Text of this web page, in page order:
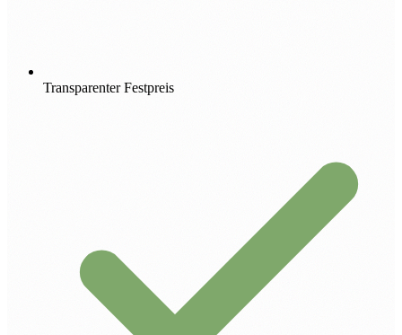
Transparenter Festpreis